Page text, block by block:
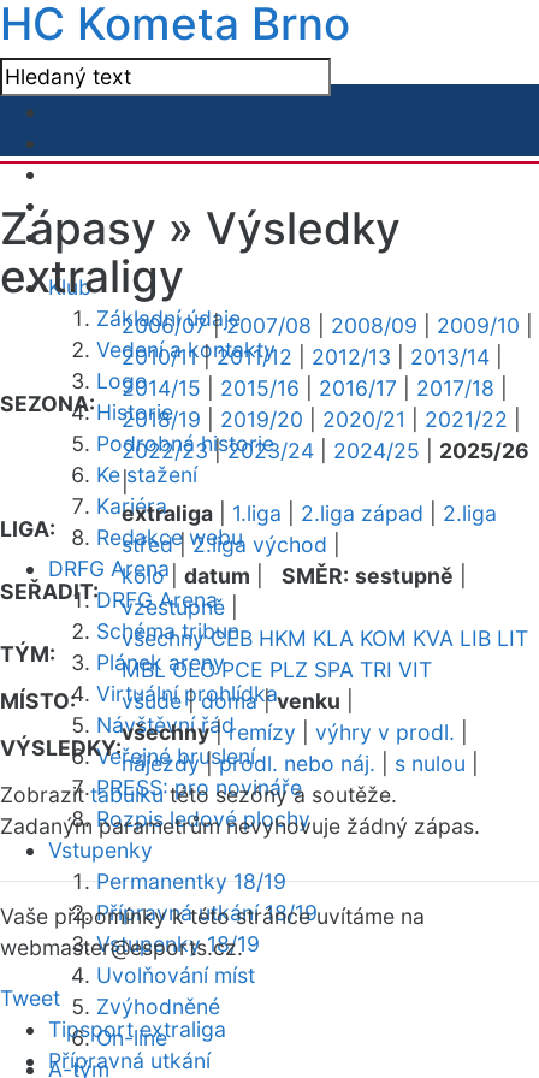
HC Kometa Brno
Klub
Základní údaje
Vedení a kontakty
Logo
Historie
Podrobná historie
Ke stažení
Kariéra
Redakce webu
DRFG Arena
DRFG Arena
Schéma tribun
Plánek areny
Virtuální prohlídka
Návštěvní řád
Veřejné bruslení
PRESS: pro novináře
Rozpis ledové plochy
Vstupenky
Permanentky 18/19
Přípravná utkání 18/19
Vstupenky 18/19
Uvolňování míst
Zvýhodněné
On-line
A-tým
Zápasy » Výsledky
extraligy
SEZONA:
2006/07|2007/08 2008/09 2009/10
2010/11|2011/12 2012/13 2013/14
2014/15
2015/16 2016/17 2017/18
2018/19
2019/20 2020/21 2021/22
2022/23|2023/24 2024/25
2025/26
|
LIGA:
extraliga 1.liga 2.liga západ
2.liga
střed|2.liga východ
SEŘADIT:
kolo| datum SMĚR: sestupně
vzestupně
TÝM:
všechny CEB HKM KLA KOM KVA LIB LIT
MBL OLO PCE PLZ SPA TRI VIT
MÍSTO:
všude|doma|venku
VÝSLEDKY:
všechny|remízy výhry v prodl.
nájezdy|prodl. nebo náj. s nulou
Zobrazittabulkutéto sezóny a soutěže.
Zadaným parametrům nevyhovuje žádný zápas.
Vaše připomínky k této stránce uvítáme na
webmaster@esports.cz.
Tweet
Tipsport extraliga
Přípravná utkání